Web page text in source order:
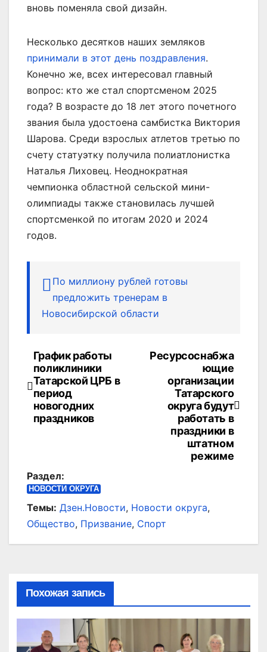
вновь поменяла свой дизайн.
Несколько десятков наших земляков
принимали в этот день поздравления.
Конечно же, всех интересовал главный
вопрос: кто же стал спортсменом 2025
года? В возрасте до 18 лет этого почетного
звания была удостоена самбистка Виктория
Шарова. Среди взрослых атлетов третью по
счету статуэтку получила полиатлонистка
Наталья Лиховец. Неоднократная
чемпионка областной сельской мини-
олимпиады также становилась лучшей
спортсменкой по итогам 2020 и 2024
годов.
По миллиону рублей готовы
предложить тренерам в
Новосибирской области
Навигация
по
записям
Ресурсоснабжа
ющие
организации
Татарского
округа будут
работать в
праздники в
штатном
режиме
График работы
поликлиники
Татарской ЦРБ в
период
новогодних
праздников
Раздел:
НОВОСТИ ОКРУГА
Темы: Дзен.Новости, Новости округа,
Общество, Призвание, Спорт
Похожая запись